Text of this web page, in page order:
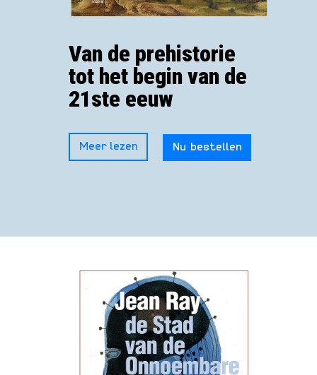
Van de prehistorie
tot het begin van de
21ste eeuw
Meer lezen Nu bestellen